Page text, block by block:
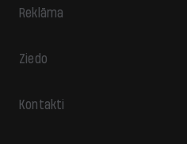
Reklāma
Ziedo
Kontakti